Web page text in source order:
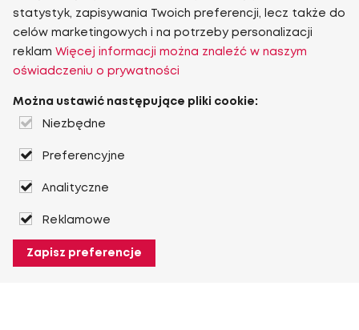
statystyk, zapisywania Twoich preferencji, lecz także do
celów marketingowych i na potrzeby personalizacji
reklam Więcej informacji można znaleźć w naszym
oświadczeniu o prywatności
Można ustawić następujące pliki cookie:
Niezbędne
Preferencyjne
Analityczne
Reklamowe
Zapisz preferencje